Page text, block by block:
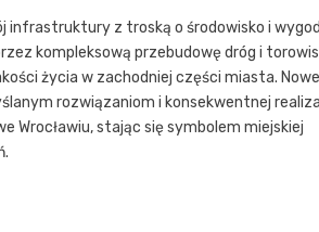
infrastruktury z troską o środowisko i
kompleksową przebudowę dróg i
życia w zachodniej części miasta. Nowe
rozwiązaniom i konsekwentnej
Wrocławiu, stając się symbolem miejskiej